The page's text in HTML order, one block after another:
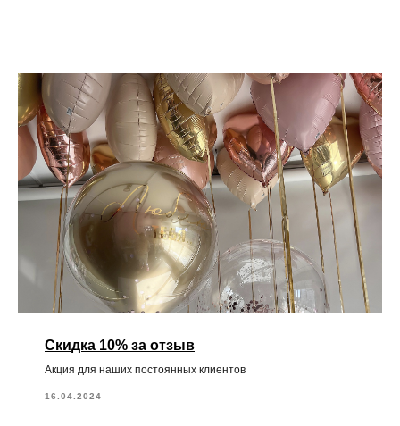
Скидка 10% за отзыв
Акция для наших постоянных клиентов
16.04.2024